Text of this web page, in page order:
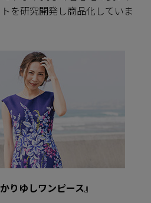
を研究開発し商品化していま
りゆしワンピース』